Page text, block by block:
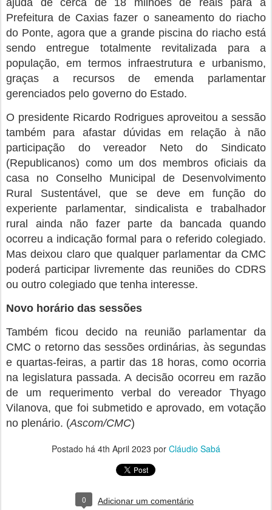
ajuda de cerca de 18 milhões de reais para a
Prefeitura de Caxias fazer o saneamento do riacho
do Ponte, agora que a grande piscina do riacho está
sendo entregue totalmente revitalizada para a
população, em termos infraestrutura e urbanismo,
graças a recursos de emenda parlamentar
gerenciados pelo governo do Estado.
O presidente Ricardo Rodrigues aproveitou a sessão
também para afastar dúvidas em relação à não
participação do vereador Neto do Sindicato
(Republicanos) como um dos membros oficiais da
casa no Conselho Municipal de Desenvolvimento
Rural Sustentável, que se deve em função do
experiente parlamentar, sindicalista e trabalhador
rural ainda não fazer parte da bancada quando
ocorreu a indicação formal para o referido colegiado.
Mas deixou claro que qualquer parlamentar da CMC
poderá participar livremente das reuniões do CDRS
ou outro colegiado que tenha interesse.
Novo horário das sessões
Também ficou decido na reunião parlamentar da
CMC o retorno das sessões ordinárias, às segundas
e quartas-feiras, a partir das 18 horas, como ocorria
na legislatura passada. A decisão ocorreu em razão
de um requerimento verbal do vereador Thyago
Vilanova, que foi submetido e aprovado, em votação
no plenário. (Ascom/CMC)
Postado há 4th April 2023 por Cláudio Sabá
0 Adicionar um comentário